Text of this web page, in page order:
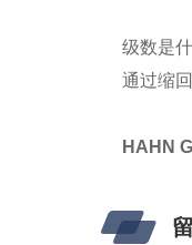
级数是
通过缩
HAHN